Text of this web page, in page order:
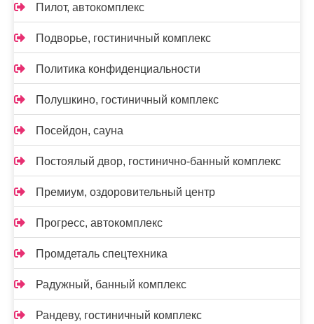
Пилот, автокомплекс
Подворье, гостиничный комплекс
Политика конфиденциальности
Полушкино, гостиничный комплекс
Посейдон, сауна
Постоялый двор, гостинично-банный комплекс
Премиум, оздоровительный центр
Прогресс, автокомплекс
Промдеталь спецтехника
Радужный, банный комплекс
Рандеву, гостиничный комплекс